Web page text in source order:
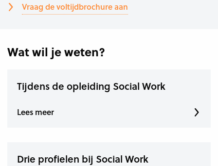
Vraag de voltijdbrochure aan
Wat wil je weten?
Tijdens de opleiding Social Work
Lees meer
Drie profielen bij Social Work